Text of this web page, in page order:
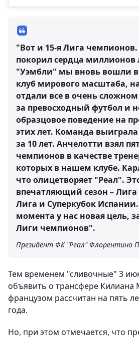
"Вот и 15-я Лига
покорил сердца
"Уэмбли" мы вновь вошли
клуб мирового масштаба,
отдали все в очень
за превосходный футбол и
образцовое поведение на
этих лет. Команда
за 10 лет. Анчелотти взял
чемпионов в качестве
которых в нашем клубе.
что олицетворяет "Реал".
впечатляющий сезон –
Лига и Суперкубок Испании.
момента у нас новая цель,
Лиги чемпионов".
Президент ФК "Реал" Флорентино
Тем временем "сливочные" 3
объявить о трансфере Килиана
французом рассчитан на пять
года.
Но, при этом отмечается, что